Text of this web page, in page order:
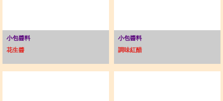
小包醬料
花生醬
小包醬料
調味紅醋